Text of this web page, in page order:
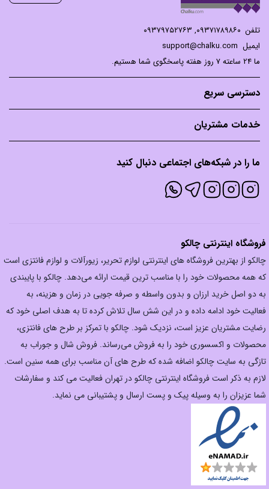
تلفن ۰۹۳۷۱۷۸۹۸۶۰, ۰۹۳۷۹۷۵۲۷۶۳
ایمیل support@chalku.com
ما 24 ساعته 7 روز هفته پاسخگوی شما هستیم.
دسترسی سریع
خدمات مشتریان
ما را در شبکه‌های اجتماعی دنبال کنید
فروشگاه اینترنتی چالکو
چالکو از بهترین فروشگاه های اینترنتی لوازم تحریر، زیورآلات و لوازم فانتزی است
که همه محصولات خود را با مناسب ترین قیمت ارائه می‌دهد. چالکو با پایبندی
به دو اصل خرید ارزان‌ و بدون واسطه و صرفه جویی در زمان و هزینه، به
فعالیت خود ادامه داده و در این شش سال تلاش کرده تا به هدف اصلی خود که
رضایت مشتریان عزیز است، نزدیک شود. چالکو با تمرکز بر طرح های فانتزی،
محصولات و اکسسوری خود را به فروش می‌رساند. فروش شال و جوراب به
تازگی به سایت چالکو اضافه شده که طرح های آن مناسب برای همه سنین است.
لازم به ذکر است فروشگاه اینترنتی چالکو در تهران فعالیت می کند و سفارشات
شما عزیزان را به وسیله پیک و پست ارسال و پشتیبانی می نماید.